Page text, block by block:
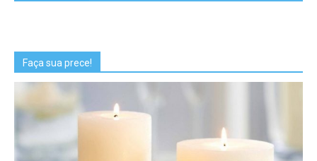
Faça sua prece!